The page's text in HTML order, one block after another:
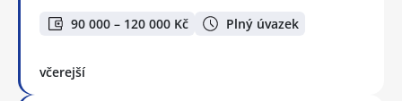
90 000 – 120 000 Kč Plný úvazek
včerejší